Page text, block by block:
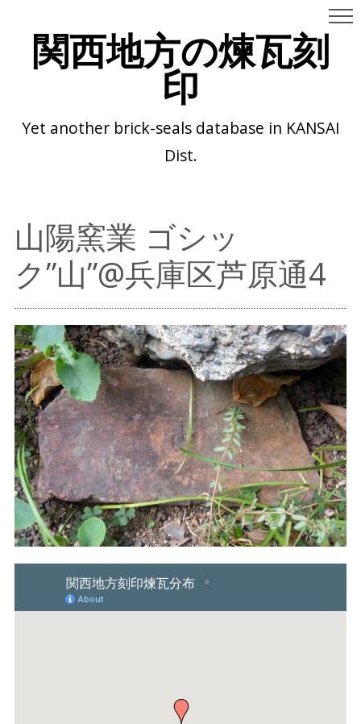
関西地方の煉瓦刻
印
Yet another brick-seals database in KANSAI
Dist.
山陽窯業 ゴシッ
ク”山”@兵庫区芦原通4